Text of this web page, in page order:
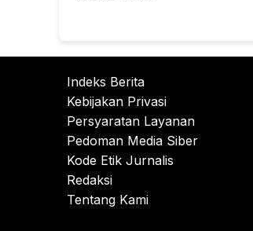
Indeks Berita
Kebijakan Privasi
Persyaratan Layanan
Pedoman Media Siber
Kode Etik Jurnalis
Redaksi
Tentang Kami